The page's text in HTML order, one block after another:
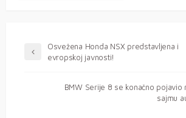
Osvežena Honda NSX predstavljena i
evropskoj javnosti!
BMW Serije 8 se konačno pojavio
sajmu